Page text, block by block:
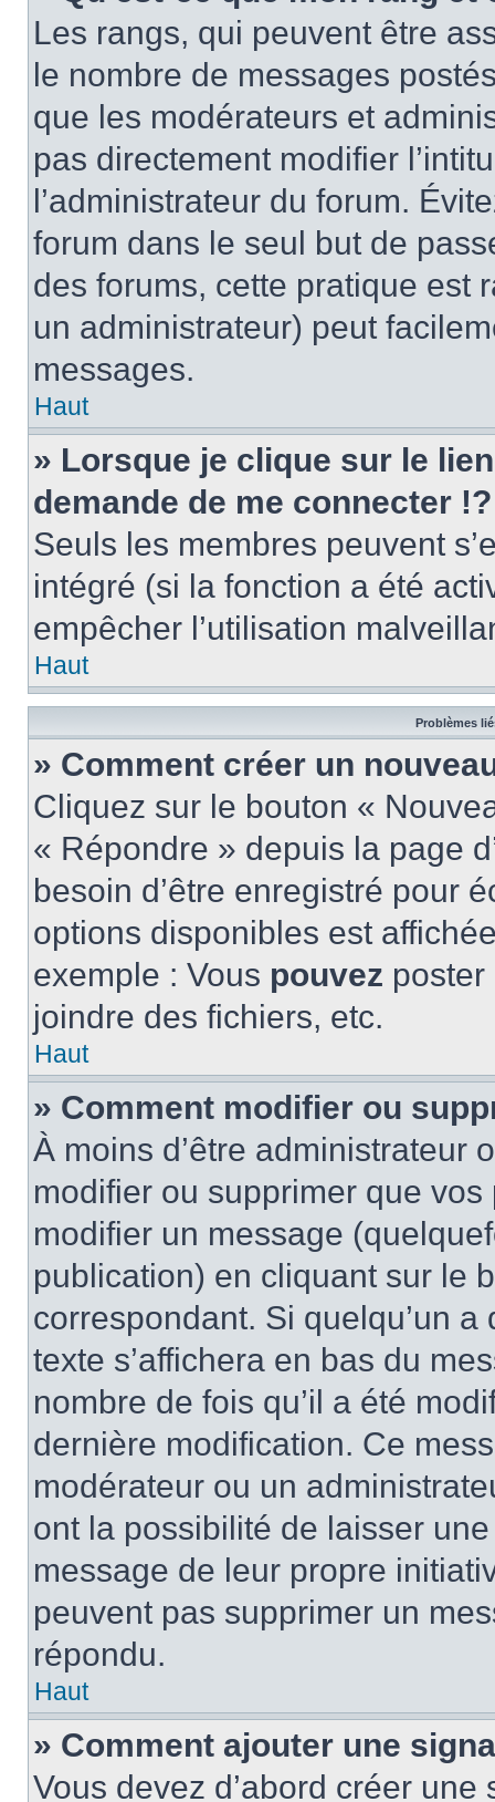
Les rangs, qui peuvent être
le nombre de messages
que les modérateurs et
pas directement modifier
l’administrateur du forum.
forum dans le seul but de
des forums, cette pratique est
un administrateur) peut
messages.
Haut
» Lorsque je clique sur le
demande de me connecter !?
Seuls les membres peuvent
intégré (si la fonction a été
empêcher l’utilisation
Haut
Problèmes
» Comment créer un
Cliquez sur le bouton «
« Répondre » depuis la page
besoin d’être enregistré pour
options disponibles est
exemple : Vous pouvez
joindre des fichiers, etc.
Haut
» Comment modifier ou
À moins d’être administrateur
modifier ou supprimer que
modifier un message
publication) en cliquant sur le
correspondant. Si quelqu’un
texte s’affichera en bas du
nombre de fois qu’il a été
dernière modification. Ce
modérateur ou un
ont la possibilité de laisser
message de leur propre
peuvent pas supprimer un
répondu.
Haut
» Comment ajouter une
Vous devez d’abord créer